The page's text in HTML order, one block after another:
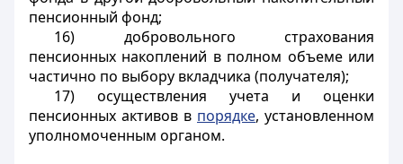
пенсионный фонд;
16) добровольного страхования
пенсионных накоплений в полном объеме или
частично по выбору вкладчика (получателя);
17) осуществления учета и оценки
пенсионных активов в порядке, установленном
уполномоченным органом.